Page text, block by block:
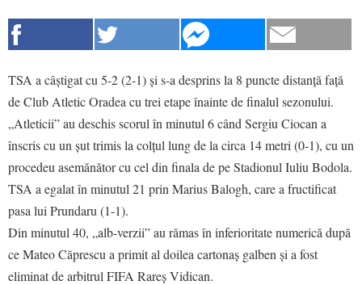
TSA a câștigat cu 5-2 (2-1) și s-a desprins la 8 puncte distanță față
de Club Atletic Oradea cu trei etape înainte de finalul sezonului.
„Atleticii” au deschis scorul în minutul 6 când Sergiu Ciocan a
înscris cu un șut trimis la colțul lung de la circa 14 metri (0-1), cu un
procedeu asemănător cu cel din finala de pe Stadionul Iuliu Bodola.
TSA a egalat în minutul 21 prin Marius Balogh, care a fructificat
pasa lui Prundaru (1-1).
Din minutul 40, „alb-verzii” au rămas în inferioritate numerică după
ce Mateo Căprescu a primit al doilea cartonaș galben și a fost
eliminat de arbitrul FIFA Rareș Vidican.